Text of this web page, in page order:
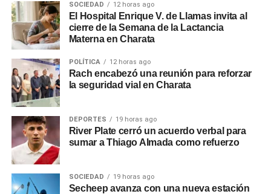
SOCIEDAD 12 horas ago
El Hospital Enrique V. de Llamas invita al
cierre de la Semana de la Lactancia
Materna en Charata
POLÍTICA 12 horas ago
Rach encabezó una reunión para reforzar
la seguridad vial en Charata
DEPORTES 19 horas ago
River Plate cerró un acuerdo verbal para
sumar a Thiago Almada como refuerzo
SOCIEDAD 19 horas ago
Secheep avanza con una nueva estación